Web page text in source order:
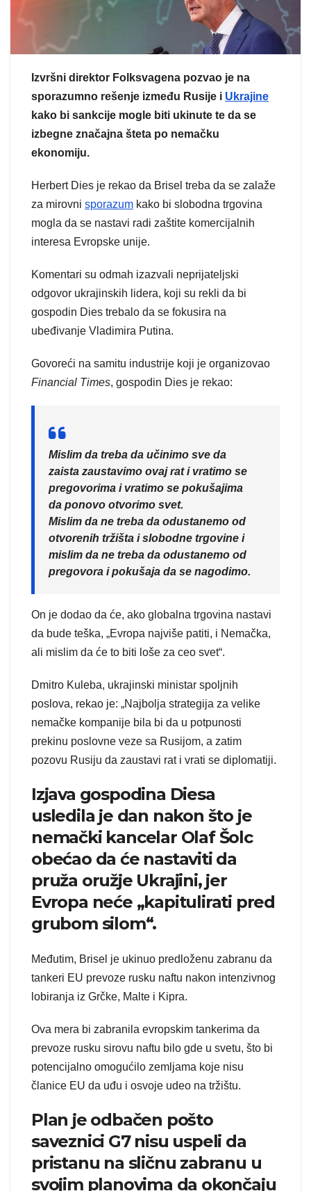
Izvršni direktor Folksvagena pozvao je na
sporazumno rešenje između Rusije i Ukrajine
kako bi sankcije mogle biti ukinute te da se
izbegne značajna šteta po nemačku
ekonomiju.
Herbert Dies je rekao da Brisel treba da se zalaže
za mirovni sporazum kako bi slobodna trgovina
mogla da se nastavi radi zaštite komercijalnih
interesa Evropske unije.
Komentari su odmah izazvali neprijateljski
odgovor ukrajinskih lidera, koji su rekli da bi
gospodin Dies trebalo da se fokusira na
ubeđivanje Vladimira Putina.
Govoreći na samitu industrije koji je organizovao
Financial Times, gospodin Dies je rekao:
Mislim da treba da učinimo sve da
zaista zaustavimo ovaj rat i vratimo se
pregovorima i vratimo se pokušajima
da ponovo otvorimo svet.
Mislim da ne treba da odustanemo od
otvorenih tržišta i slobodne trgovine i
mislim da ne treba da odustanemo od
pregovora i pokušaja da se nagodimo.
On je dodao da će, ako globalna trgovina nastavi
da bude teška, „Evropa najviše patiti, i Nemačka,
ali mislim da će to biti loše za ceo svet“.
Dmitro Kuleba, ukrajinski ministar spoljnih
poslova, rekao je: „Najbolja strategija za velike
nemačke kompanije bila bi da u potpunosti
prekinu poslovne veze sa Rusijom, a zatim
pozovu Rusiju da zaustavi rat i vrati se diplomatiji.
Izjava gospodina Diesa
usledila je dan nakon što je
nemački kancelar Olaf Šolc
obećao da će nastaviti da
pruža oružje Ukrajini, jer
Evropa neće „kapitulirati pred
grubom silom“.
Međutim, Brisel je ukinuo predloženu zabranu da
tankeri EU prevoze rusku naftu nakon intenzivnog
lobiranja iz Grčke, Malte i Kipra.
Ova mera bi zabranila evropskim tankerima da
prevoze rusku sirovu naftu bilo gde u svetu, što bi
potencijalno omogućilo zemljama koje nisu
članice EU da uđu i osvoje udeo na tržištu.
Plan je odbačen pošto
saveznici G7 nisu uspeli da
pristanu na sličnu zabranu u
svojim planovima da okončaju